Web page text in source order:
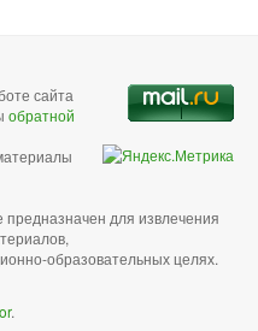
сайта
обратной
для извлечения
образовательных целях.
.